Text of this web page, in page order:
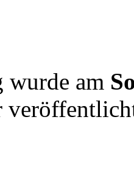
wurde am